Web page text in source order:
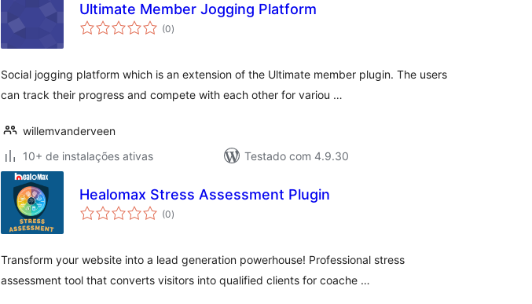
Ultimate Member Jogging Platform
(0total
de
)
Social jogging platform which is an extension of the Ultimate member plugin. The users
can track their progress and compete with each other for variou …
willemvanderveen
10+ de instalações ativas
Testado com 4.9.30
Healomax Stress Assessment Plugin
(0total
de
)
Transform your website into a lead generation powerhouse! Professional stress
assessment tool that converts visitors into qualified clients for coache …